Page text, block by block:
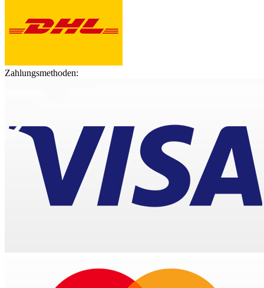
Zahlungsmethoden: